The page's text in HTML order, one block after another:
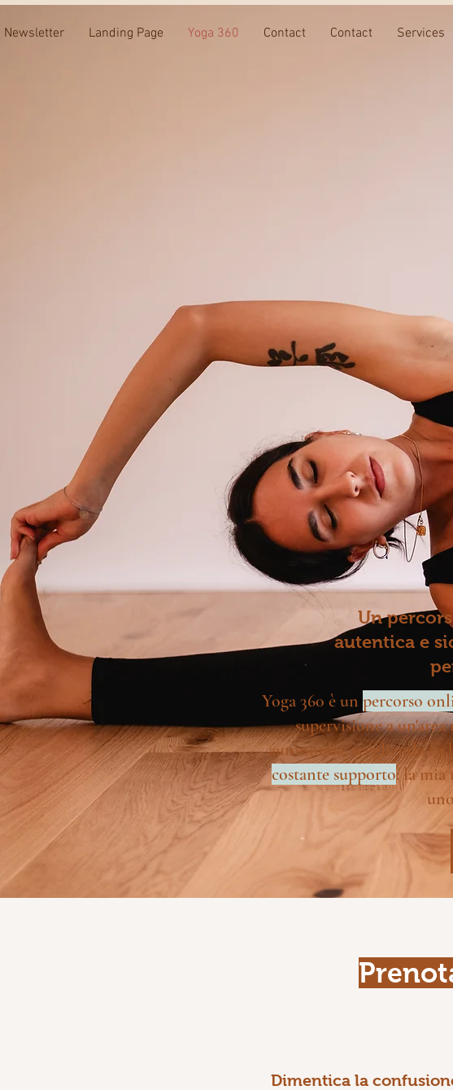
Newsletter Landing Page Yoga 360 Contact Contact Services
Un
autentica e
Yoga 360 è un percorso
supervisione a
autonomia, scegliendo in
costante supporto: la mia
Dimentica la